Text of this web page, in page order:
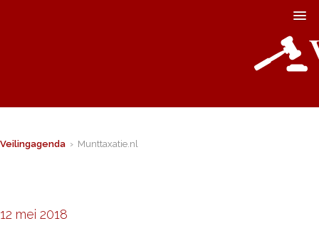
Veilingagenda › Munttaxatie.nl
12 mei 2018